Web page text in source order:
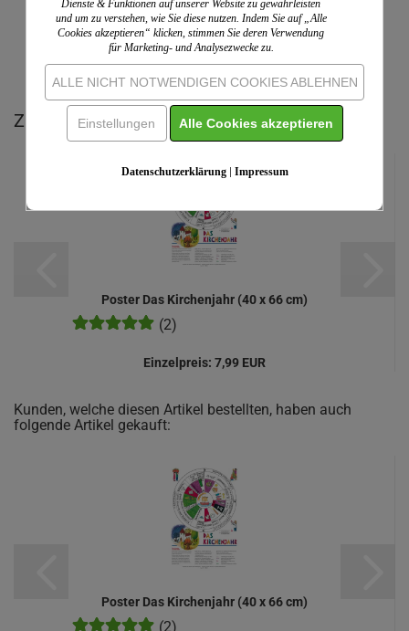
IHRE MEINUNG
Zu diesem Produkt empfehlen wir Ihnen:
Poster Das Kirchenjahr (40 x 66 cm)
(2)
Einzelpreis: 7,99 EUR
Kunden, welche diesen Artikel bestellten, haben auch
folgende Artikel gekauft:
Poster Das Kirchenjahr (40 x 66 cm)
(2)
Dienste & Funktionen auf unserer Website zu gewährleisten
und um zu verstehen, wie Sie diese nutzen. Indem Sie auf „Alle
Cookies akzeptieren“ klicken, stimmen Sie deren Verwendung
für Marketing- und Analysezwecke zu.
ALLE NICHT NOTWENDIGEN COOKIES ABLEHNEN
Einstellungen Alle Cookies akzeptieren
Datenschutzerklärung| Impressum